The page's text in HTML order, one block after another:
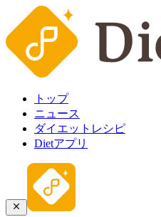
トップ
ニュース
ダイエットレシピ
Dietアプリ